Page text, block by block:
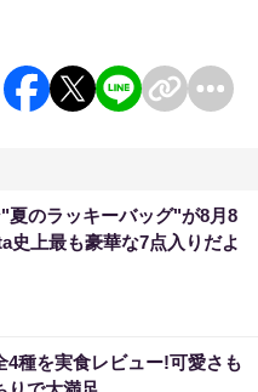
夏のラッキーバッグ"が8月8
史上最も豪華な7点入りだよ
4種を実食レビュー!可愛さも